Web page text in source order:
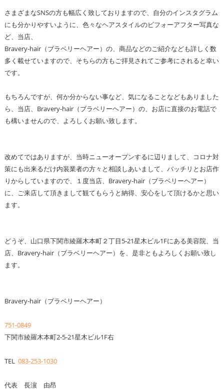
さまざまなSNSの方も幅広く致しておりますので、自分のインスタグラム
にも分かりやすいように、色々なヘアスタイルのビフォーアフター写真な
ど、当店、
Bravery-hair（ブラベリーヘアー）の、商品などのご紹介なども詳しく数
多く載せていますので、そちらの方もご拝見されてご参考にされると幸い
です。
もちろんですが、何か分からない事など、気になることなどもありました
ら、当店、Bravery-hair（ブラベリーヘアー）の、お店に直接のお電話で
も構いませんので、よろしくお願い致します。
改めてではありますが、当時ニューオープンするに辺りまして、コロナ対
策にも出来るだけ内装業者の方々と相談しあいまして、バッチリとお店作
りからしていますので、１度当店、Bravery-hair（ブラベリーヘアー）
に、ご来店して頂きまして観てもらうと納得、安心をして頂けるかと思い
ます。
どうぞ、山口県下関市綾羅木本町２丁目5-21星木ビル1Fにある美容院、当
店、Bravery-hair（ブラベリーヘアー）を、是非ともよろしくお願い致し
ます。
Bravery-hair（ブラベリーヘアー）
751-0849
下関市綾羅木本町2-5-21星木ビル1F右
TEL 083-253-1030
代表 長濵 由昂